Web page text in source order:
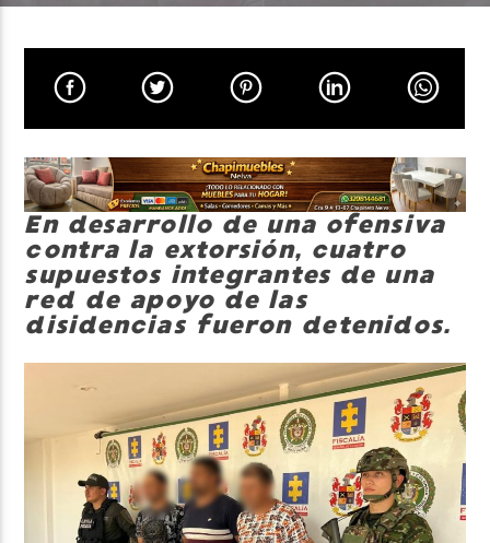
Neiva Estereo
En desarrollo de una ofensiva
contra la extorsión, cuatro
supuestos integrantes de una
red de apoyo de las
disidencias fueron detenidos.